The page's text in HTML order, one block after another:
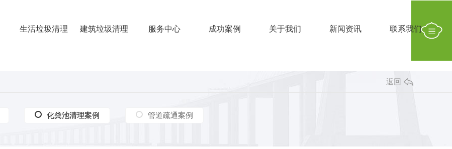
生活垃圾清理 建筑垃圾清理 服务中心 成功案例 关于我们 新闻资讯 联系我们
返回
化粪池清理案例
化粪池清理案例 管道疏通案例